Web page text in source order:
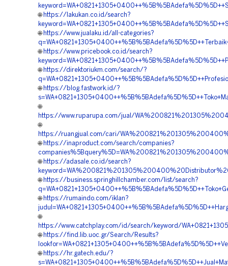
🌐 https://lakukan.co.id/search?
🌐 https://www.jualaku.id/all-categories?
🌐 https://www.pricebook.co.id/search?
🌐 https://direktoriukm.com/search/?
🌐 https://blog.fastwork.id/?
🌐
https://www.ruparupa.com/jual/
🌐
https://ruangjual.com/cari/
🌐 https://inaproduct.com/search/companies?
🌐 https://adasale.co.id/search?
🌐 https://business.springhillchamber.com/list/search?
🌐 https://rumaindo.com/iklan?
🌐
https://www.catchplay.com/id/search/keyword/
🌐 https://find.lib.uoc.gr/Search/Results?
🌐 https://hr.gatech.edu/?